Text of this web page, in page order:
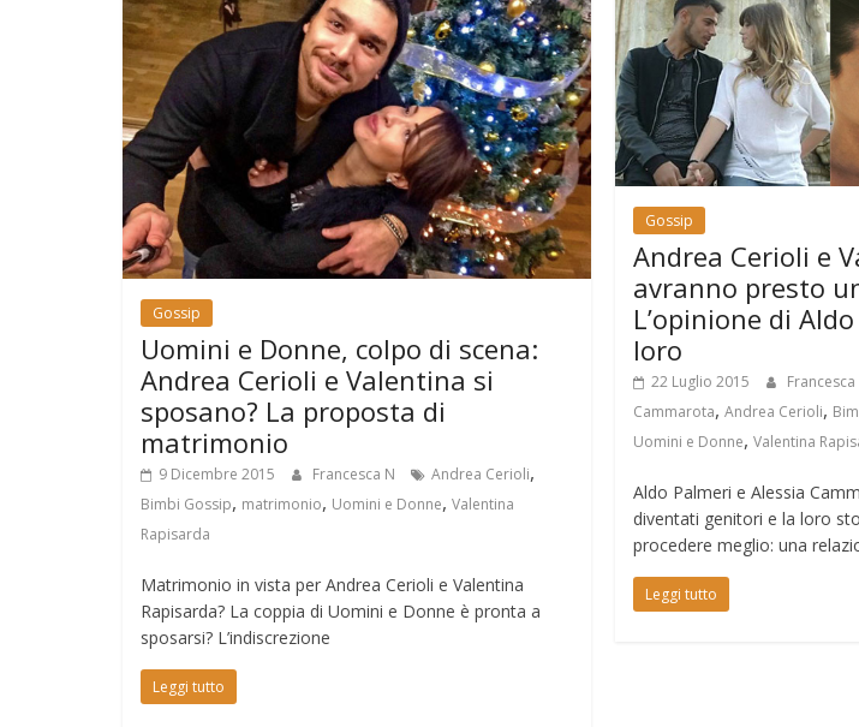
Gossip
Uomini e Donne, colpo di scena:
Andrea Cerioli e Valentina si
sposano? La proposta di
matrimonio
9 Dicembre 2015 Francesca N Andrea Cerioli,
Bimbi Gossip, matrimonio, Uomini e Donne, Valentina
Rapisarda
Matrimonio in vista per Andrea Cerioli e Valentina
Rapisarda? La coppia di Uomini e Donne è pronta a
sposarsi? L’indiscrezione
Leggi tutto
Gossip
Andrea Cerioli e
avranno presto
L’opinione di
loro
22 Luglio 2015 Francesca
Cammarota,Andrea Cerioli,
Uomini e Donne,Valentina
Aldo Palmeri e Alessia
diventati genitori e la loro
procedere meglio: una
Leggi tutto